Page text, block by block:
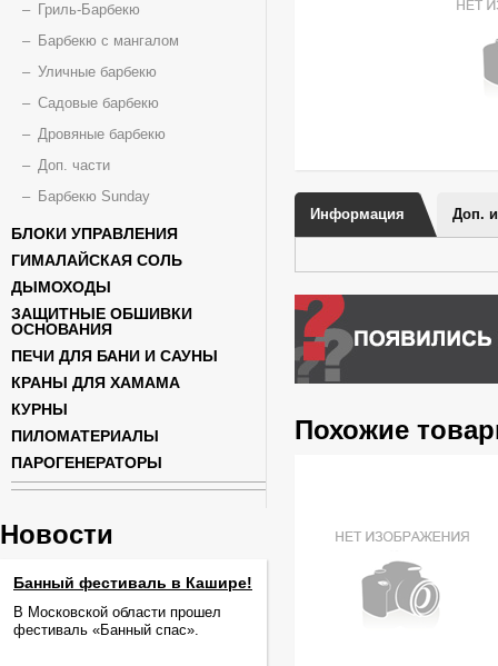
Информация Доп.
Похожие
Гриль-Барбекю
Барбекю с мангалом
Уличные барбекю
Садовые барбекю
Дровяные барбекю
Доп. части
Барбекю Sunday
БЛОКИ УПРАВЛЕНИЯ
ГИМАЛАЙСКАЯ СОЛЬ
ДЫМОХОДЫ
ЗАЩИТНЫЕ ОБШИВКИ
ОСНОВАНИЯ
ПЕЧИ ДЛЯ БАНИ И САУНЫ
КРАНЫ ДЛЯ ХАМАМА
КУРНЫ
ПИЛОМАТЕРИАЛЫ
ПАРОГЕНЕРАТОРЫ
Новости
Банный фестиваль в Кашире!
В Московской области прошел
фестиваль «Банный спас».